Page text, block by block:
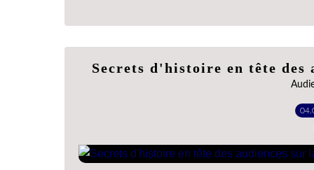
Secrets d'histoire en tête des